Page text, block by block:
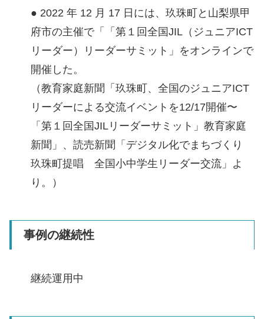
● 2022 年 12 月 17 日には、玖珠町と山梨県甲
府市の主催で「「第１回全国JIL（ジュニアICT
リーダー）リーダーサミット」をオンラインで
開催した。
（教育家庭新聞「玖珠町、全国のジュニアICT
リーダーによる交流イベントを12/17開催〜
「第１回全国JILリーダーサミット」教育家庭
新聞」、読売新聞「デジタル化でまちづくり
玖珠町提唱 全国小中学生リーダー交流」よ
り。）
事例の継続性
継続運用中